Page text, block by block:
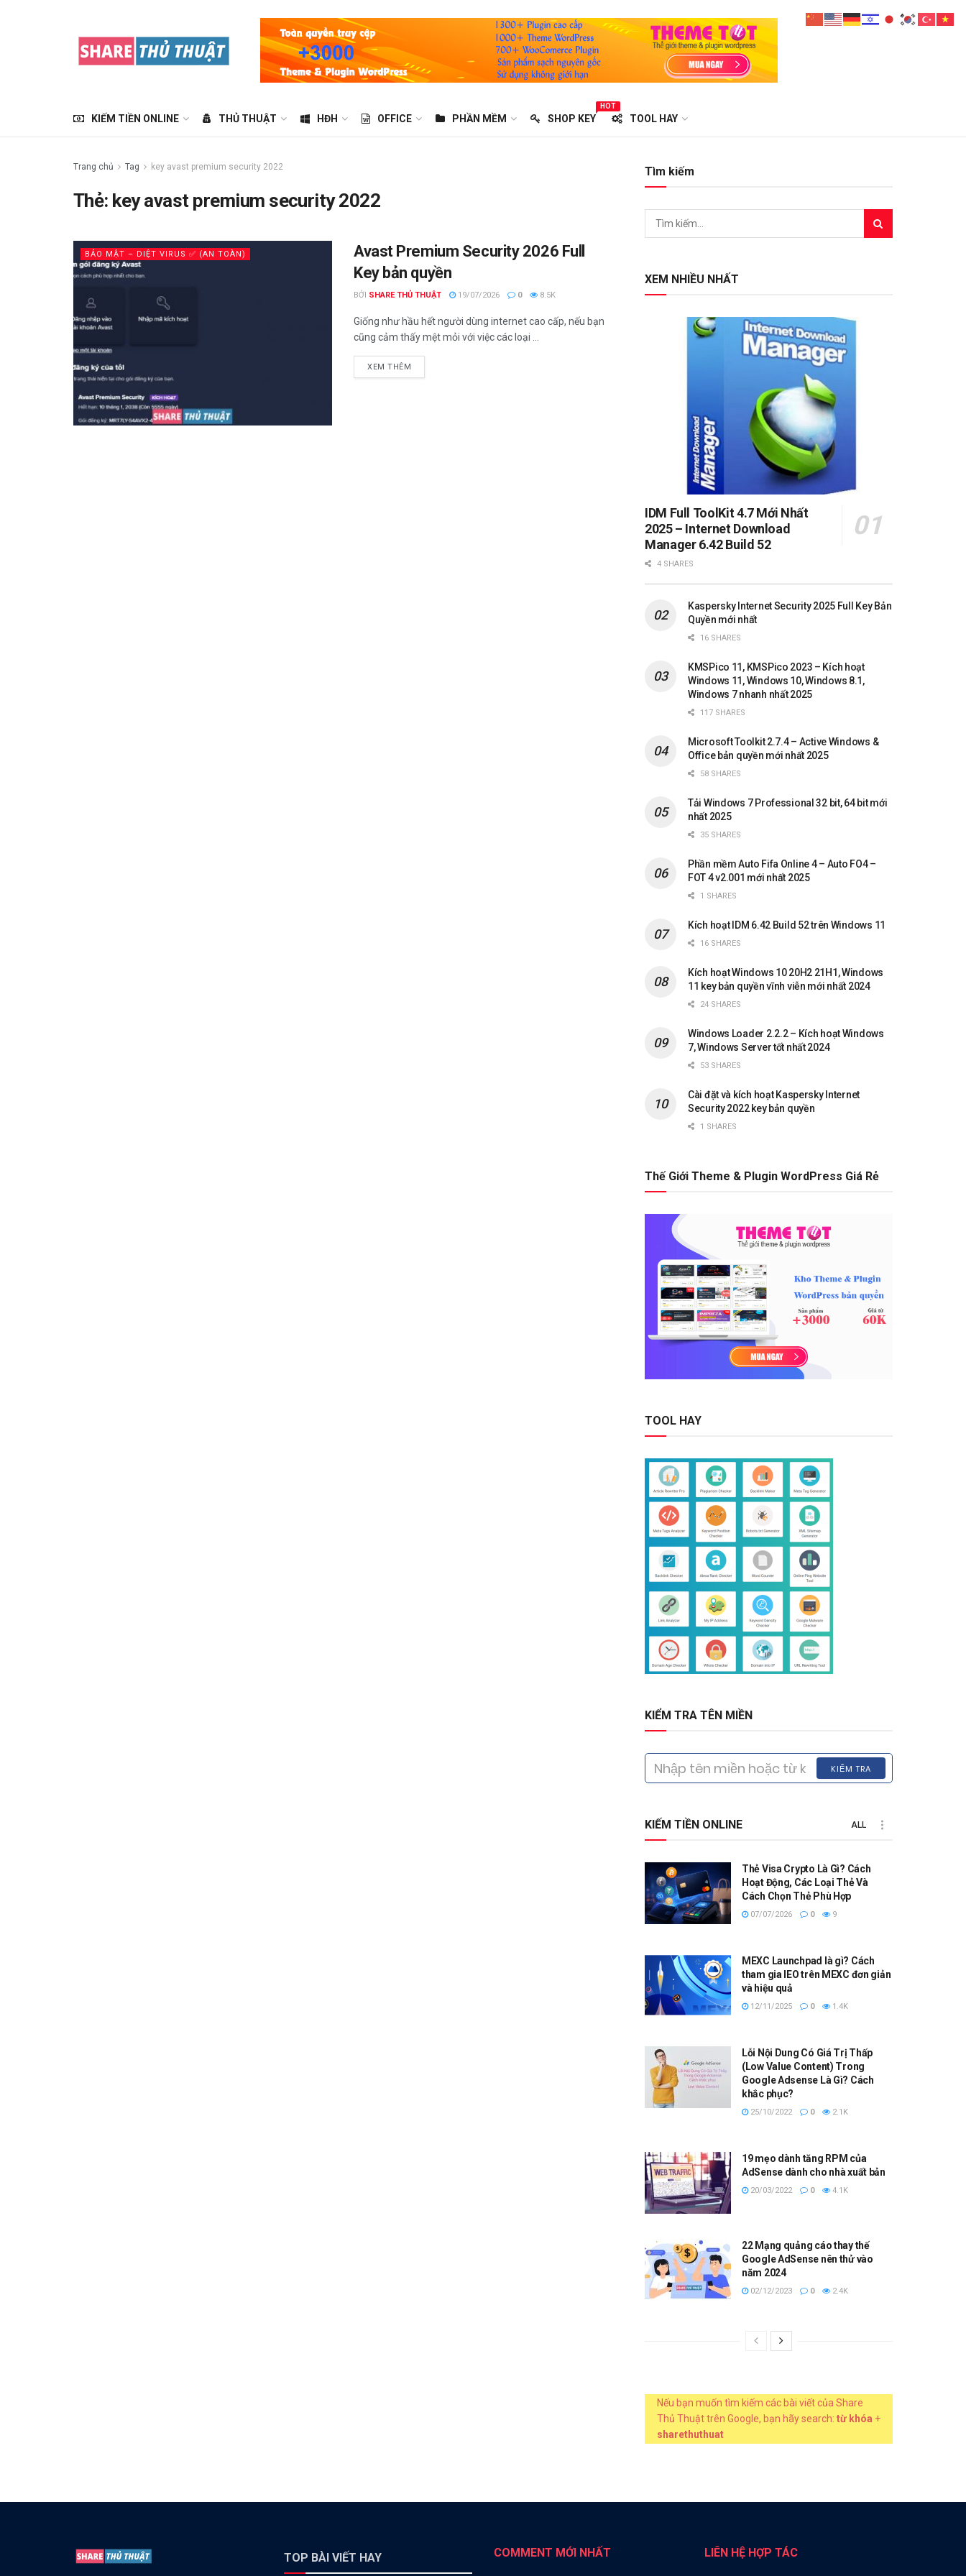
KIẾM TIỀN ONLINE THỦ THUẬT HĐH OFFICE PHẦN MỀM SHOP KEY
HOT
TOOL HAY
Trang chủ Tag key avast premium security 2022
Thẻ: key avast premium security 2022
BẢO MẬT – DIỆT VIRUS ✅ (AN TOÀN)
Avast Premium Security 2026 Full
Key bản quyền
BỞI SHARE THỦ THUẬT 19/07/2026 0 8.5K
Giống như hầu hết người dùng internet cao cấp, nếu bạn
cũng cảm thấy mệt mỏi với việc các loại ...
XEM THÊM
Tìm kiếm
XEM NHIỀU NHẤT
IDM Full ToolKit 4.7 Mới Nhất
2025 – Internet Download
Manager 6.42 Build 52
4 SHARES
Kaspersky Internet Security 2025 Full Key Bản
Quyền mới nhất
16 SHARES
KMSPico 11, KMSPico 2023 – Kích hoạt
Windows 11, Windows 10, Windows 8.1,
Windows 7 nhanh nhất 2025
117 SHARES
Microsoft Toolkit 2.7.4 – Active Windows &
Office bản quyền mới nhất 2025
58 SHARES
Tải Windows 7 Professional 32 bit, 64 bit mới
nhất 2025
35 SHARES
Phần mềm Auto Fifa Online 4 – Auto FO4 –
FOT 4 v2.001 mới nhất 2025
1 SHARES
Kích hoạt IDM 6.42 Build 52 trên Windows 11
16 SHARES
Kích hoạt Windows 10 20H2 21H1, Windows
11 key bản quyền vĩnh viễn mới nhất 2024
24 SHARES
Windows Loader 2.2.2 – Kích hoạt Windows
7, Windows Server tốt nhất 2024
53 SHARES
Cài đặt và kích hoạt Kaspersky Internet
Security 2022 key bản quyền
1 SHARES
Thế Giới Theme & Plugin WordPress Giá Rẻ
TOOL HAY
KIỂM TRA TÊN MIỀN
KIỂM TRA
KIẾM TIỀN ONLINE ALL
Thẻ Visa Crypto Là Gì? Cách
Hoạt Động, Các Loại Thẻ Và
Cách Chọn Thẻ Phù Hợp
07/07/2026 0 9
MEXC Launchpad là gì? Cách
tham gia IEO trên MEXC đơn giản
và hiệu quả
12/11/2025 0 1.4K
Lỗi Nội Dung Có Giá Trị Thấp
(Low Value Content) Trong
Google Adsense Là Gì? Cách
khắc phục?
25/10/2022 0 2.1K
19 mẹo dành tăng RPM của
AdSense dành cho nhà xuất bản
20/03/2022 0 4.1K
22 Mạng quảng cáo thay thế
Google AdSense nên thử vào
năm 2024
02/12/2023 0 2.4K
Nếu bạn muốn tìm kiếm các bài viết của Share
Thủ Thuật trên Google, bạn hãy search: từ khóa +
sharethuthuat
TOP BÀI VIẾT HAY COMMENT MỚI NHẤT LIÊN HỆ HỢP TÁC